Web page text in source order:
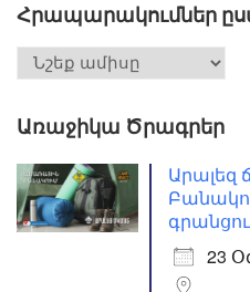
Հրապարակումներ
Առաջիկա Ծրագրեր
Արալեզ
23